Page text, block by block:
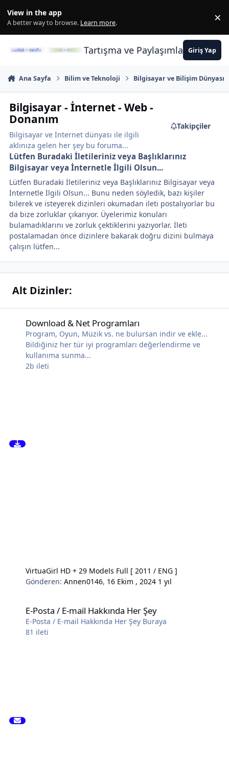
View in the app
A better way to browse. Learn more. ×
Tartışma ve PaylaşımlarınGiriş Yap
Ana Sayfa Bilim ve Teknoloji Bilgisayar ve Bilişim Dünyası
Bilgisayar - İnternet - Web -
Donanım
Bilgisayar ve İnternet dünyası ile ilgili
aklınıza gelen her şey bu foruma...
Takipçiler
Lütfen Buradaki İletileriniz veya Başlıklarınız
Bilgisayar veya İnternetle İlgili Olsun...
Lütfen Buradaki İletileriniz veya Başlıklarınız Bilgisayar veya
İnternetle İlgili Olsun... Bunu neden söyledik, bazı kişiler
bilerek ve isteyerek dizinleri okumadan ileti postalıyorlar bu
da bize zorluklar çıkarıyor. Üyelerimiz konuları
bulamadıklarını ve zorluk çektiklerini yazıyorlar. İleti
postalamadan önce dizinlere bakarak doğru dizini bulmaya
çalışın lütfen...
Alt Dizinler:
Download & Net Programları
Program, Oyun, Müzik vs. ne bulursan indir ve ekle...
Bildiğiniz her tür iyi programları değerlendirme ve
kullanıma sunma...
2b ileti
VirtuaGirl HD + 29 Models Full [ 2011 / ENG ]
Gönderen:Annen0146, 16 Ekim , 2024 1 yıl
E-Posta / E-mail Hakkında Her Şey
E-Posta / E-mail Hakkında Her Şey Buraya
81 ileti